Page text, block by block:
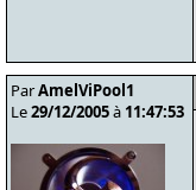
ParAmelViPool1
Le29/12/2005à 11:47:53